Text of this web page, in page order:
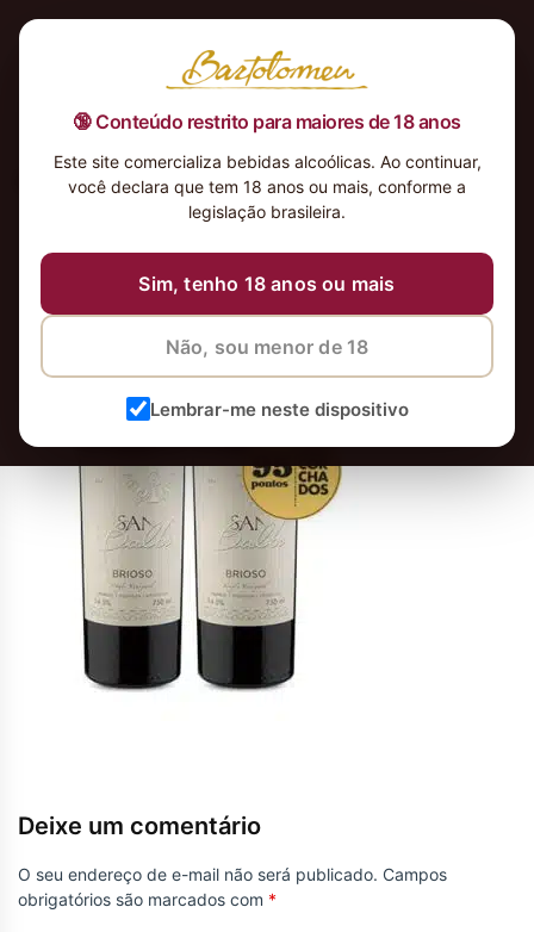
🔞 Conteúdo restrito para maiores de 18 anos
Este site comercializa bebidas alcoólicas. Ao continuar,
você declara que tem 18 anos ou mais, conforme a
legislação brasileira.
Sim, tenho 18 anos ou mais
Não, sou menor de 18
Lembrar-me neste dispositivo
Kit Susana Balbo Brioso
Deixe um comentário
O seu endereço de e-mail não será publicado. Campos
obrigatórios são marcados com *